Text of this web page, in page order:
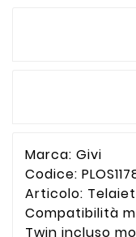
Marca: Givi
Codice:
Articolo:
Compatibilità
Twin incluso